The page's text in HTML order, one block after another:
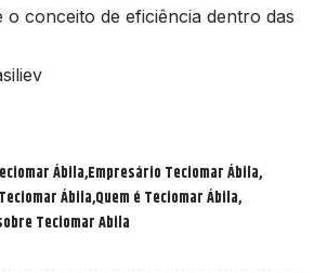
o conceito de eficiência dentro das
Ábila Empresário Teciomar Ábila
Ábila Quem é Teciomar Ábila
Teciomar Abila